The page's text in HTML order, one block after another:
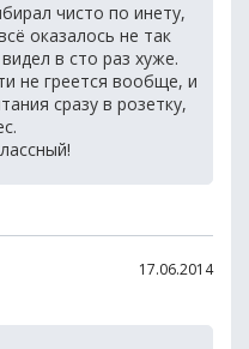
чисто по инету,
оказалось не так
в сто раз хуже.
не греется вообще, и
сразу в розетку,
17.06.2014